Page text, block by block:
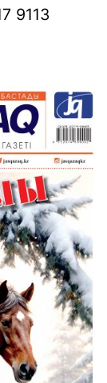
9113